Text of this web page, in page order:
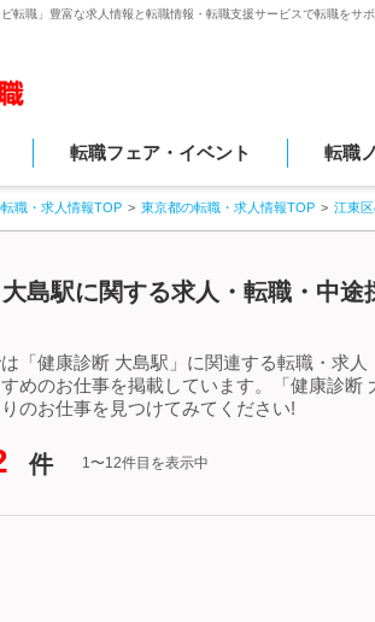
転職」豊富な求人情報と転職情報・転職支援サービスで転職をサポ
転職フェア・イベント 転職
職・求人情報TOP 東京都の転職・求人情報TOP 江東
島駅に関する求人・転職・中途
「健康診断 大島駅」に関連する転職・求
めのお仕事を掲載しています。「健康診断
のお仕事を見つけてみてください!
件 1〜12件目を表示中